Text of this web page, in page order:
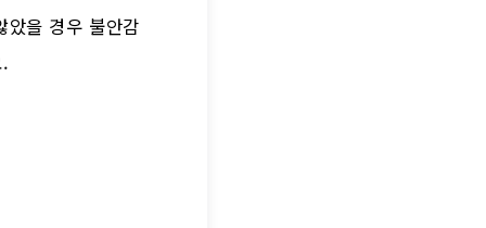
았을 경우 불안감